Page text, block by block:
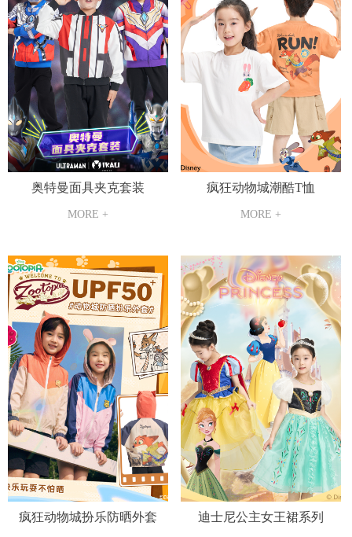
奥特曼面具夹克套装
MORE +
疯狂动物城潮酷T恤
MORE +
疯狂动物城扮乐防晒外套 迪士尼公主女王裙系列